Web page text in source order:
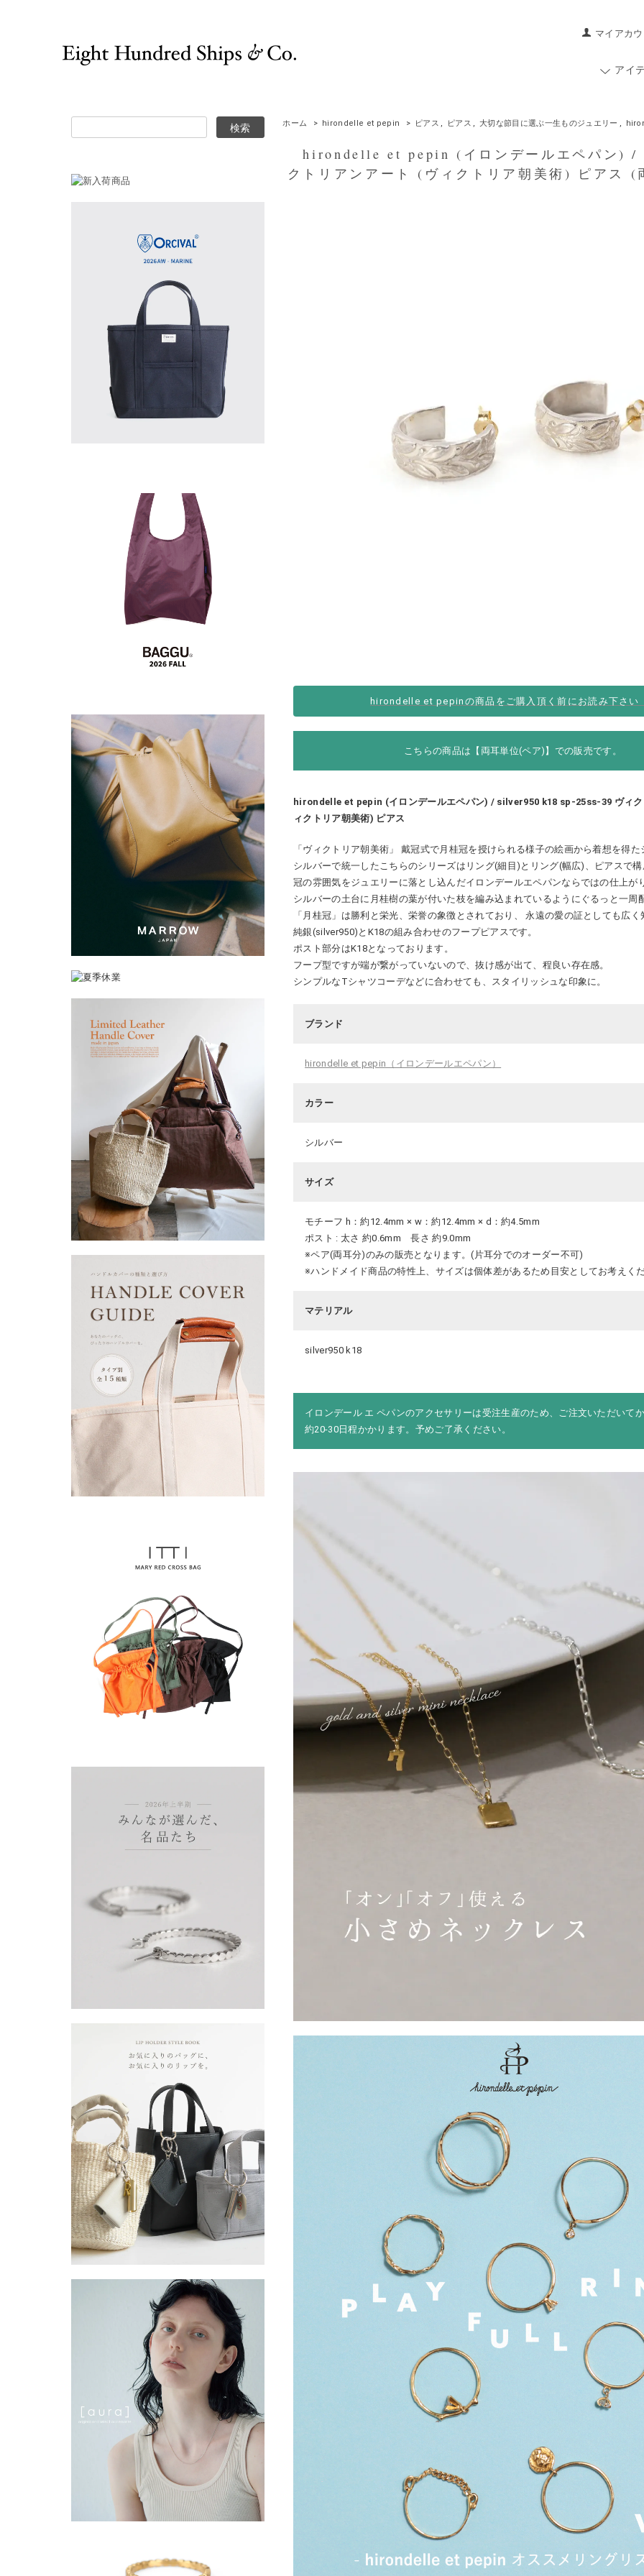
マイアカ
アイ
ホーム > hirondelle et pepin > ピアス , ピアス , 大切な節目に選ぶ一生ものジュエリー ,
hirondelle et pepin (イロンデールエペパン)
クトリアンアート (ヴィクトリア朝美術) ピアス (
hirondelle et pepinの商品をご購入頂く前にお読み下さ
こちらの商品は【両耳単位(ペア)】での販売です。
hirondelle et pepin (イロンデールエペパン) / silver950 k18 sp-25ss-39 ヴィク
ィクトリア朝美術) ピアス
「ヴィクトリア朝美術」 戴冠式で月桂冠を授けられる様子の絵画から着想を得た
シルバーで統一したこちらのシリーズはリング(細目)とリング(幅広)、ピアスで
冠の雰囲気をジュエリーに落とし込んだイロンデールエペパンならではの仕上が
シルバーの土台に月桂樹の葉が付いた枝を編み込まれているようにぐるっと一周
「月桂冠」は勝利と栄光、栄誉の象徴とされており、 永遠の愛の証としても広
純銀(silver950)とK18の組み合わせのフープピアスです。
ポスト部分はK18となっております。
フープ型ですが端が繋がっていないので、抜け感が出て、程良い存在感。
シンプルなTシャツコーデなどに合わせても、スタイリッシュな印象に。
ブランド
hirondelle et pepin（イロンデールエペパン）
カラー
シルバー
サイズ
モチーフ h：約12.4mm × w：約12.4mm × d：約4.5mm
ポスト : 太さ 約0.6mm 長さ 約9.0mm
※ペア(両耳分)のみの販売となります。(片耳分でのオーダー不可)
※ハンドメイド商品の特性上、サイズは個体差があるため目安としてお考えく
マテリアル
silver950 k18
イロンデール エ ペパンのアクセサリーは受注生産のため、ご注文いただいて
約20-30日程かかります。予めご了承ください。